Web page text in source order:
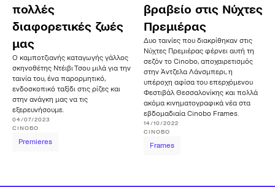
πολλές
διαφορετικές ζωές
μας
Ο καμποτζιανής καταγωγής γάλλος
σκηνοθέτης Ντέιβι Τσου μιλά για την
ταινία του, ένα παρορμητικό,
ενδοσκοπικό ταξίδι στις ρίζες και
στην ανάγκη μας να τις
εξερευνήσουμε.
04/07/2023
CINOBO
Premieres
βραβείο στις Νύχτες
Πρεμιέρας
Δυο ταινίες που διακρίθηκαν στις
Νύχτες Πρεμιέρας φέρνει αυτή τη
σεζόν το Cinobo, αποχαιρετισμός
στην Άντζελα Λάνσμπερι, η
υπέροχη αφίσα του επερχόμενου
Φεστιβάλ Θεσσαλονίκης και πολλά
ακόμα κινηματογραφικά νέα στα
εβδομαδιαία Cinobo Frames.
14/10/2022
CINOBO
Frames